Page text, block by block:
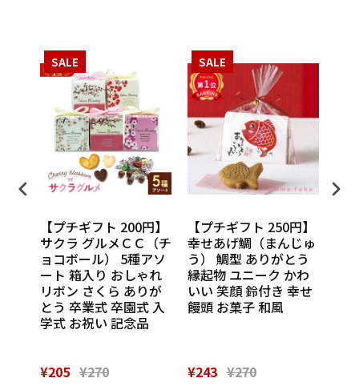
SALE
【プチギフト 200円】
サクラ グルメＣＣ（チ
ョコボール） 5種アソ
ート 箱入り おしゃれ
リボン さくら ありが
とう 卒業式 卒園式 入
学式 お祝い 記念品
¥205 ¥270
SALE
【プチギフト 250円】
幸せあげ鯛（まんじゅ
う） 鯛型 ありがとう
縁起物 ユニーク かわ
いい 笑顔 鈴付き 幸せ
饅頭 お菓子 和風
¥243 ¥270